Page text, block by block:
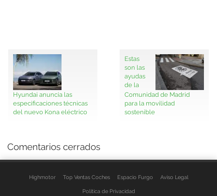
Hyundai anuncia las
especificaciones técnicas
del nuevo Kona eléctrico
Estas
son las
ayudas
de la
Comunidad de Madrid
para la movilidad
sostenible
Comentarios cerrados
Highmotor Top Ventas Coches Espacio Furgo Aviso Legal
Política de Privacidad